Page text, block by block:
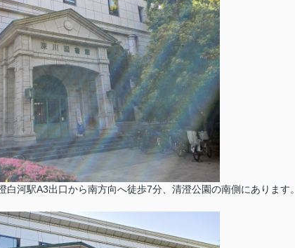
河駅A3出口から南方向へ徒歩7分、清澄公園の南側にあります。